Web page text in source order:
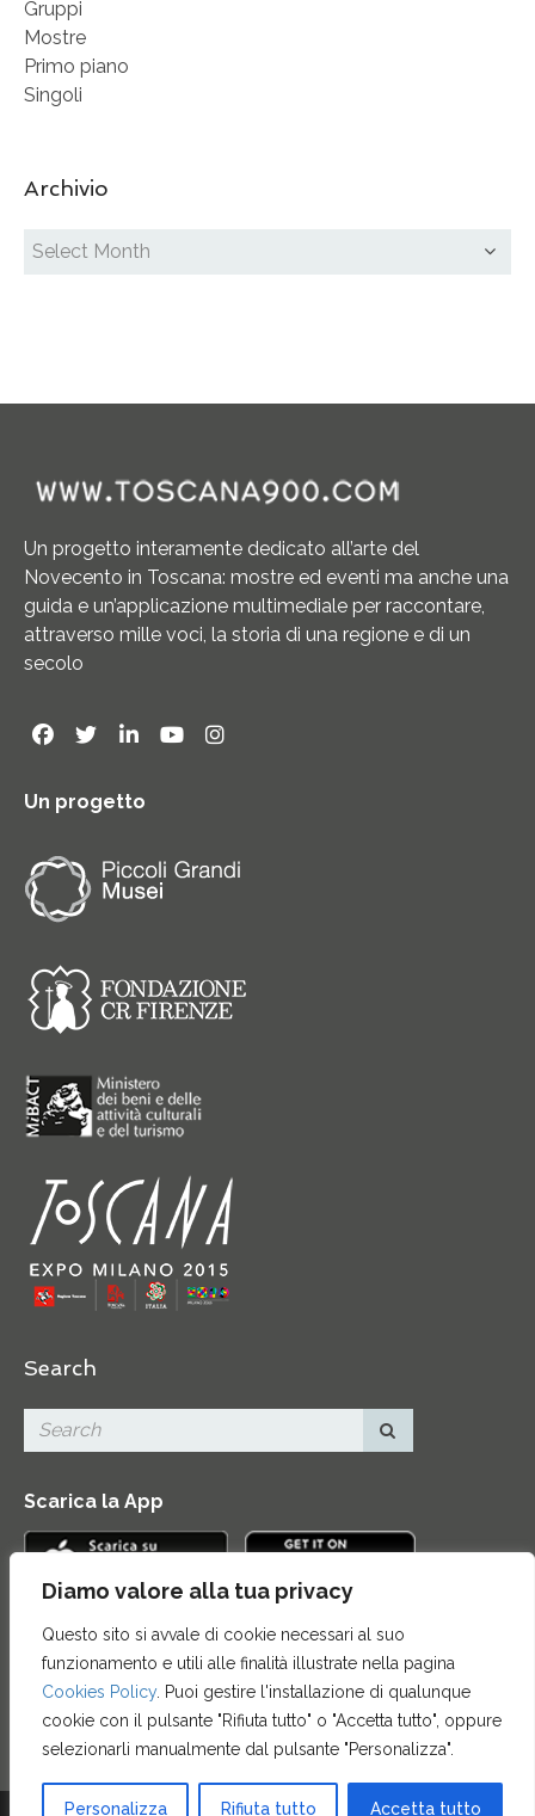
Diamo valore alla tua privacy
Questo sito si avvale di cookie necessari al suo
funzionamento e utili alle finalità illustrate nella pagina
Cookies Policy. Puoi gestire l'installazione di qualunque
cookie con il pulsante "Rifiuta tutto" o "Accetta tutto", oppure
selezionarli manualmente dal pulsante "Personalizza".
Personalizza Rifiuta tutto Accetta tutto
Gruppi
Mostre
Primo piano
Singoli
Archivio
Un progetto interamente dedicato all’arte del
Novecento in Toscana: mostre ed eventi ma anche una
guida e un’applicazione multimediale per raccontare,
attraverso mille voci, la storia di una regione e di un
secolo
Un progetto
Search
Scarica la App
Contatti|Area Stampa|Mappa del sito |Credits
Privacy e note legali|Archivio News|Cookie policy